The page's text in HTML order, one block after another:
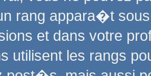
rang appara�t
et dans votre
utilisent les rangs